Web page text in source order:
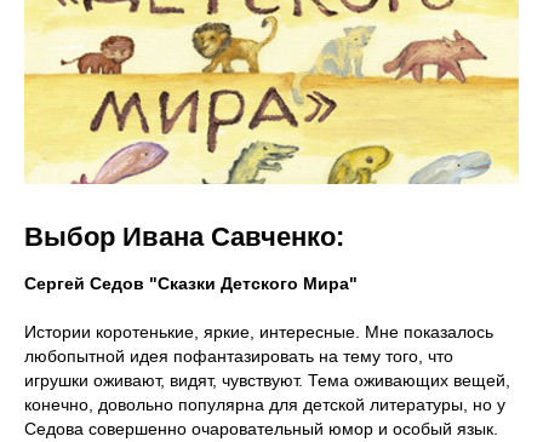
Выбор Ивана Савченко:
Сергей Седов "Сказки Детского Мира"
Истории коротенькие, яркие, интересные. Мне показалось
любопытной идея пофантазировать на тему того, что
игрушки оживают, видят, чувствуют. Тема оживающих вещей,
конечно, довольно популярна для детской литературы, но у
Седова совершенно очаровательный юмор и особый язык.